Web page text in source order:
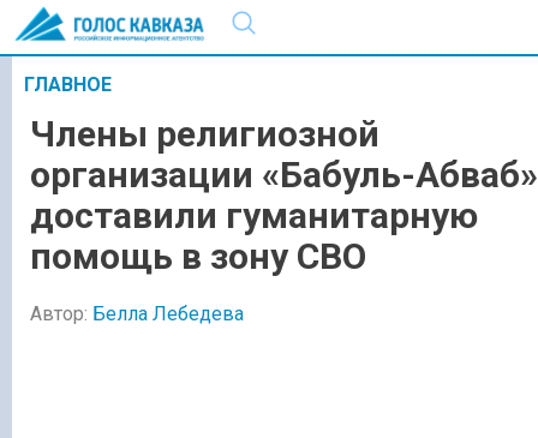
ГЛАВНОЕ
Члены религиозной
организации «Бабуль-Абваб»
доставили гуманитарную
помощь в зону СВО
Автор: Белла Лебедева